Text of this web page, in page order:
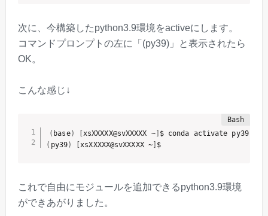
次に、今構築したpython3.9環境をactiveにします。
コマンドプロンプトの左に「(py39)」と表示されたら
OK。
こんな感じ↓
( base) [xsXXXXX@svXXXXX ~]
$ conda activate py39
( py39) [xsXXXXX@svXXXXX ~] $
これで自由にモジュールを追加できるpython3.9環境
ができあがりました。